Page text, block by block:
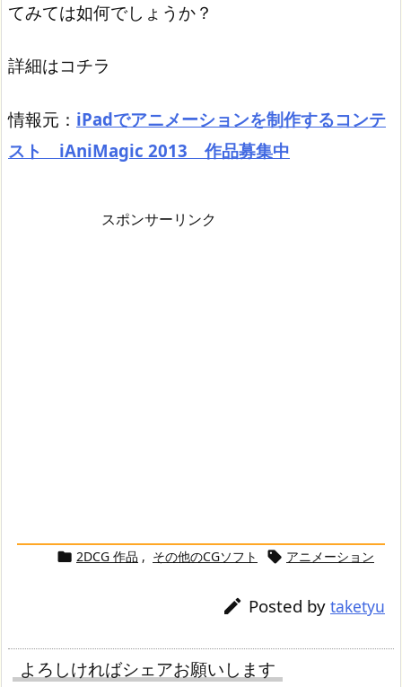
てみては如何でしょうか？
詳細はコチラ
情報元： iPadでアニメーションを制作するコンテ
スト iAniMagic 2013 作品募集中
スポンサーリンク
 2DCG 作品 , その他のCGソフト  アニメーション
 Posted by taketyu
よろしければシェアお願いします